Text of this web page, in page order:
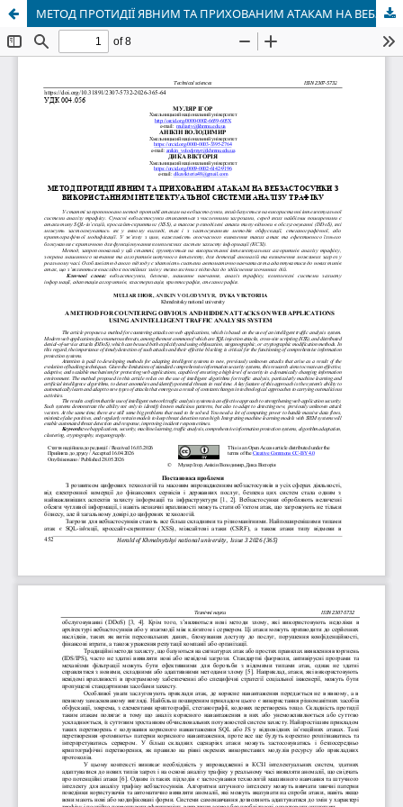
МЕТОД ПРОТИДІЇ ЯВНИМ ТА ПРИХОВАНИМ АТАКАМ НА ВЕБЗАСТОСУНКИ З ВИКОРИСТАННЯМ ІНТЕЛЕКТУАЛЬНОЇ СИСТЕМИ АНАЛІЗУ ТРАФІКУ